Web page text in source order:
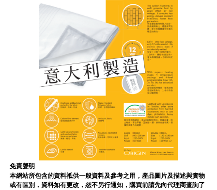
免責聲明
本網站所包含的資料祗供一般資料及參考之用，產品圖片及描述與實物
或有區別，資料如有更改，恕不另行通知，購買前請先向代理商查詢了